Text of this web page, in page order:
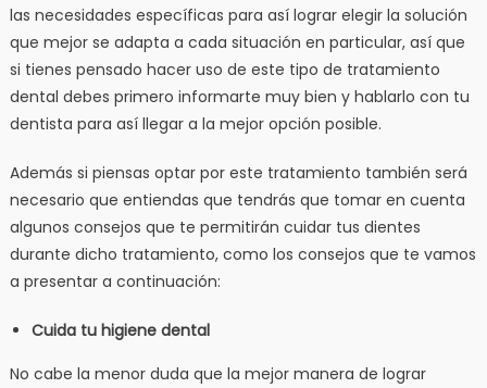
las necesidades específicas para así lograr elegir la solución
que mejor se adapta a cada situación en particular, así que
si tienes pensado hacer uso de este tipo de tratamiento
dental debes primero informarte muy bien y hablarlo con tu
dentista para así llegar a la mejor opción posible.
Además si piensas optar por este tratamiento también será
necesario que entiendas que tendrás que tomar en cuenta
algunos consejos que te permitirán cuidar tus dientes
durante dicho tratamiento, como los consejos que te vamos
a presentar a continuación:
Cuida tu higiene dental
No cabe la menor duda que la mejor manera de lograr